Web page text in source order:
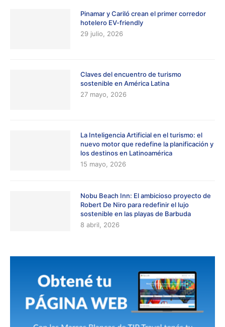
Pinamar y Cariló crean el primer corredor
hotelero EV-friendly
29 julio, 2026
Claves del encuentro de turismo
sostenible en América Latina
27 mayo, 2026
La Inteligencia Artificial en el turismo: el
nuevo motor que redefine la planificación y
los destinos en Latinoamérica
15 mayo, 2026
Nobu Beach Inn: El ambicioso proyecto de
Robert De Niro para redefinir el lujo
sostenible en las playas de Barbuda
8 abril, 2026